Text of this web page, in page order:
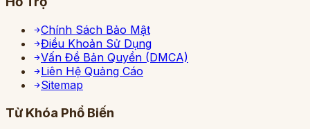
Chính Sách Bảo Mật
Điều Khoản Sử Dụng
Vấn Đề Bản Quyền (DMCA)
Liên Hệ Quảng Cáo
Sitemap
Từ Khóa Phổ Biến